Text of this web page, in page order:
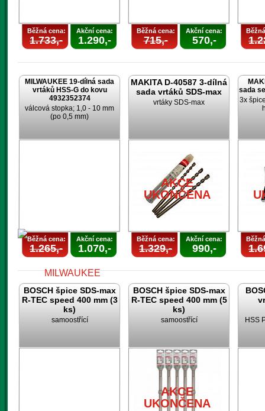
Běžná cena:
1.733,-
Akční cena:
1.290,-
Běžná cena:
715,-
Akční cena:
570,-
MILWAUKEE 19-dílná sada
vrtáků HSS-G do kovu
4932352374
válcová stopka; 1,0 - 10 mm
(po 0,5 mm)
Běžná cena:
1.265,-
Akční cena:
1.070,-
MAKITA D-40587 3-dílná
sada vrtáků SDS-max
vrtáky SDS-max
AKCE
UKONČENA
Běžná cena:
1.329,-
Akční cena:
990,-
sada
3x
BOSCH špice SDS-max
R-TEC speed 400 mm (3
ks)
samoostřící
BOSCH špice SDS-max
R-TEC speed 400 mm (5
ks)
samoostřící
AKCE
UKONČENA
HSS